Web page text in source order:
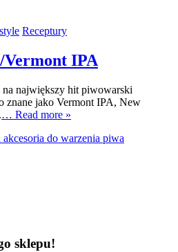
Receptury
Vermont IPA
na największy hit piwowarski
znane jako Vermont IPA, New
… Read more »
sklepu!